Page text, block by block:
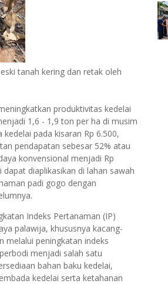
tanah kering dan retak oleh
produktivitas kedelai
1,6 - 1,9 ton per ha di musim
pada kisaran Rp 6.500,
pendapatan sebesar 52% atau
konvensional menjadi Rp
diaplikasikan di lahan sawah
padi gogo dengan
Indeks Pertanaman (IP)
palawija, khususnya kacang-
melalui peningkatan indeks
menjadi salah satu
bahan baku kedelai,
kedelai serta ketahanan